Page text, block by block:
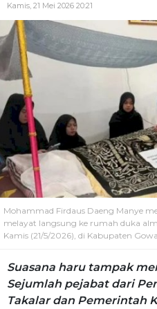
Kamis, 21 Mei 2026 20:21
Mohammad Firdaus Daeng Manye
melayat langsung ke rumah duka
Kamis (21/5/2026), di Kabupaten Gowa.
Suasana haru tampak
Sejumlah pejabat dari
Takalar dan Pemerintah